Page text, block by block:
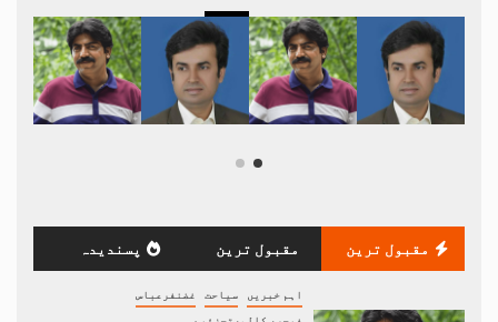
مقبول ترین مقبول ترین پسندیدہ
اہم خبریں سیاحت غضنفرعباس